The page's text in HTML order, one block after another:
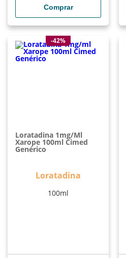
Comprar
-42%
Loratadina 1mg/ml
Xarope 100ml Cimed
Genérico
Loratadina
100ml